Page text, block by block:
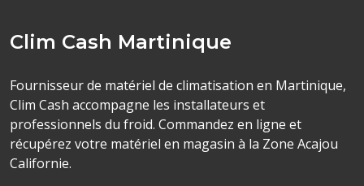
Clim Cash Martinique
Fournisseur de matériel de climatisation en Martinique,
Clim Cash accompagne les installateurs et
professionnels du froid. Commandez en ligne et
récupérez votre matériel en magasin à la Zone Acajou
Californie.